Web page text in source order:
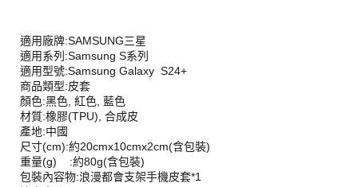
適用廠牌:SAMSUNG三星
適用系列:Samsung S系列
適用型號:Samsung Galaxy S24+
商品類型:皮套
顏色:黑色, 紅色, 藍色
材質:橡膠(TPU), 合成皮
產地:中國
尺寸(cm):約20cmx10cmx2cm(含包裝)
重量(g) :約80g(含包裝)
包裝內容物:浪漫都會支架手機皮套*1